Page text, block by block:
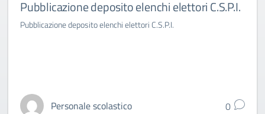
Pubblicazione deposito elenchi elettori C.S.P.I.
Pubblicazione deposito elenchi elettori C.S.P.I.
Personale scolastico 0